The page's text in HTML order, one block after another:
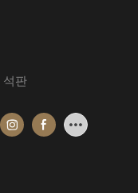
석판